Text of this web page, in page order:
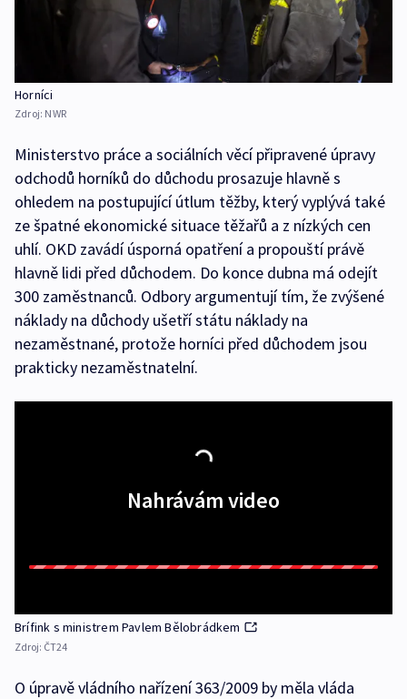
Horníci
Zdroj: NWR
Ministerstvo práce a sociálních věcí připravené úpravy
odchodů horníků do důchodu prosazuje hlavně s
ohledem na postupující útlum těžby, který vyplývá také
ze špatné ekonomické situace těžařů a z nízkých cen
uhlí. OKD zavádí úsporná opatření a propouští právě
hlavně lidi před důchodem. Do konce dubna má odejít
300 zaměstnanců. Odbory argumentují tím, že zvýšené
náklady na důchody ušetří státu náklady na
nezaměstnané, protože horníci před důchodem jsou
prakticky nezaměstnatelní.
Nahrávám video
Brífink s ministrem Pavlem Bělobrádkem
Zdroj: ČT24
O úpravě vládního nařízení 363/2009 by měla vláda